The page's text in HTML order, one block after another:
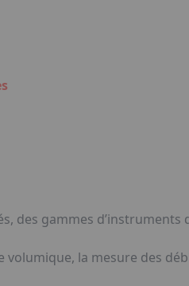
des gammes d’instruments
la mesure des